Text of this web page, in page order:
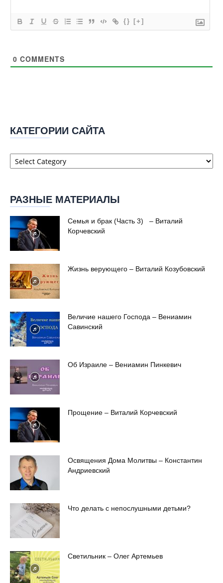
{} [+]
0 COMMENTS
КАТЕГОРИИ САЙТА
Категории
сайта
РАЗНЫЕ МАТЕРИАЛЫ
Семья и брак (Часть 3) – Виталий
Корчевский
Жизнь верующего – Виталий Козубовский
Величие нашего Господа – Вениамин
Савинский
Об Израиле – Вениамин Пинкевич
Прощение – Виталий Корчевский
Освящения Дома Молитвы – Константин
Андриевский
Что делать с непослушными детьми?
Светильник – Олег Артемьев